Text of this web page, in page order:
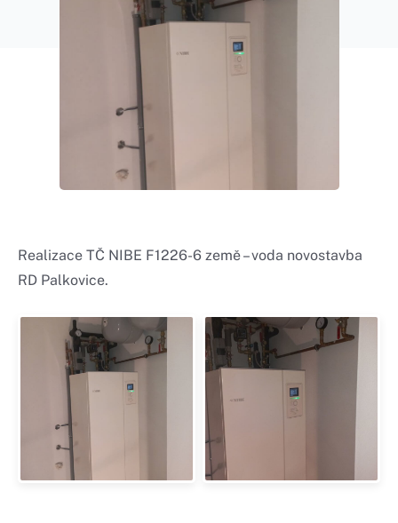
Realizace TČ NIBE F1226-6 země – voda novostavba
RD Palkovice.